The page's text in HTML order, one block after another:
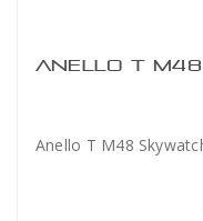
ANELLO T
Anello T M48